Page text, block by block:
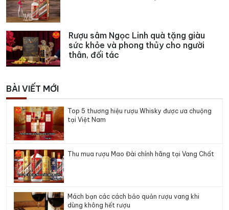
Rượu sâm Ngọc Linh quà tặng giàu
sức khỏe và phong thủy cho người
thân, đối tác
BÀI VIẾT MỚI
Top 5 thương hiệu rượu Whisky được ưa chuộng
tại Việt Nam
Thu mua rượu Mao Đài chính hãng tại Vang Chất
Mách bạn các cách bảo quản rượu vang khi
dùng không hết rượu